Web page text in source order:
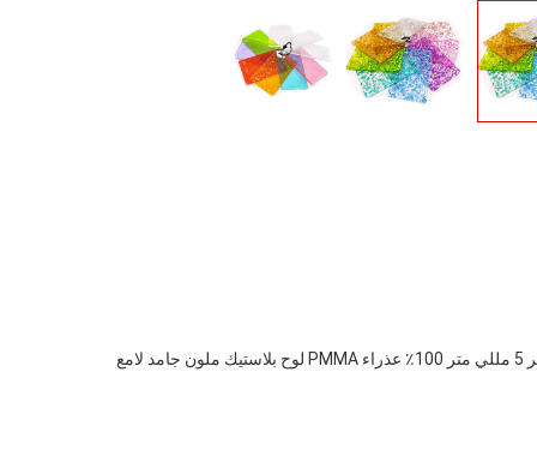
شنغهاي ميسون 2 مللي متر 3 مللي متر 5 مللي متر 100٪ عذراء PMMA لوح بلاستيك ملون جامد لامع